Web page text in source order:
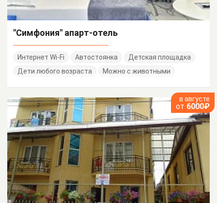
"Симфония" апарт-отель
Интернет Wi-Fi Автостоянка
Детская площадка
Дети любого возраста
Можно с животными
в августе
от 6000₽